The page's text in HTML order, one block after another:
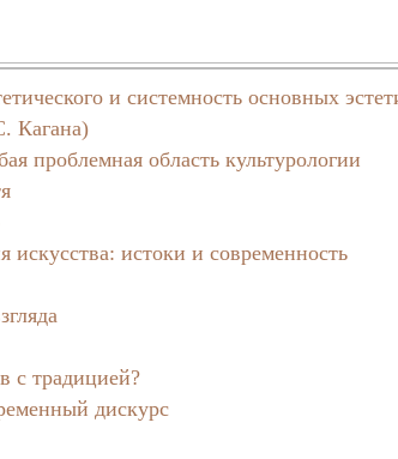
и системность основных
Кагана)
проблемная область культурологии
искусства: истоки и современность
с традицией?
дискурс